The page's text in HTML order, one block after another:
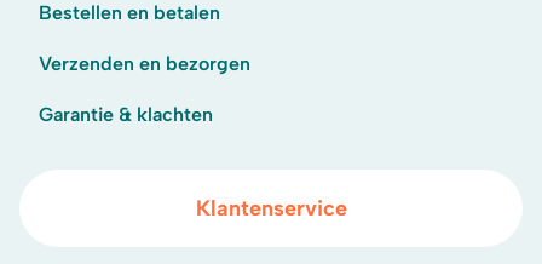
Bestellen en betalen
Verzenden en bezorgen
Garantie & klachten
Klantenservice